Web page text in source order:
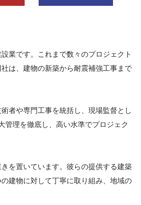
業です。これまで数々のプロジェクト
は、建物の新築から耐震補強工事まで
者や専門工事を統括し、現場監督とし
管理を徹底し、高い水準でプロジェク
を置いています。彼らの提供する建築
建物に対して丁寧に取り組み、地域の